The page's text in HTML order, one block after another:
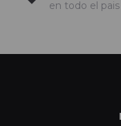
en todo el pais